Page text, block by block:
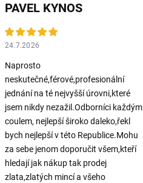
PAVEL KYNOS
24.7.2026
Naprosto
neskutečné,férové,profesionální
jednání na té nejvyšší úrovni,které
jsem nikdy nezažil.Odborníci každým
coulem, nejlepší široko daleko,řekl
bych nejlepší v této Republice.Mohu
za sebe jenom doporučit všem,kteří
hledají jak nákup tak prodej
zlata,zlatých mincí a všeho